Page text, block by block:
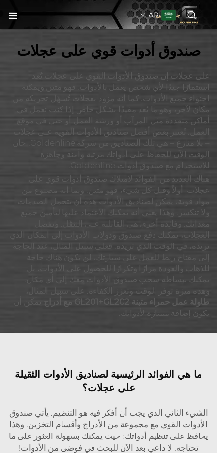
جولدنبلاينAR
صندوق أدوات قوي على عجلات
على عجلات إن صندوق الأدوات القوي على عجلات يُعد
استثمارًا جيدًا لأي شخص يعمل بالأدوات. فهو متين ويمكنه
احتواء جميع الأدوات. كما أنه مزود بعجلات تُسهّل تحريكه من
مكان لآخر، وهو ما يُعد مفيدًا بشكل خاص إذا كنت تعمل في
أماكن متعددة مثل المرآب أو ورشة العمل أو حتى في موقع
العمل. تُعتبر بعض أفضل صناديق الأدوات القوية على عجلات
– بلا منازع – هي تلك الصناديق من شركة Goldenline. حان
الوقت الآن للحفاظ على أدواتك مرتبة وآمنة وجاهزة
للاستخدام مع صندوق أدوات Goldenline.
هناك العديد من الفوائد لامتلاك صندوق أدوات قوي على
عجلات. أولاً وقبل كل شيء، فهو متين. وبما أنه مصنوع من
مواد قوية، يمكن لصناديق الأدوات هذه أن تتحمل الصدمات
ولا تنكسر. وهذا يعني أنه يمكنك الاعتماد عليها لتأمين جميع
معداتك. وفائدة أخرى هي القابلية على التنقّل. وبفضل
العجلات، يمكنك دفع صندوق ودولاب الأدوات إلى المكان الذي
تريده، في الوقت الذي تريده. فعلى سبيل المثال، عند الحاجة
إلى مفتاح ربط للعمل على سيارتك، لن تكون هناك حاجة
للذهاب والعودة مرارًا وتكرارًا للحصول على الأدوات، بل
يمكنك ببساطة سحب صندوق الأدوات معك إلى أي مكان.
وهذه ميزة توفر الوقت وتعزز الكفاءة. على سبيل المثال،
طاولة عمل حمراء متينة GL201+GL202 مع أدراج
يمكن أن
يكون إضافة ممتازة لأدواتك.
ما هي الفوائد الرئيسية لصناديق الأدوات الثقيلة
على عجلات؟
الشيء الثاني الذي يجب أن أفكر فيه هو التنظيم. يأتي صندوق
الأدوات القوي مع مجموعة من الأدراج وأقسام التخزين. وهذا
يحافظ على تنظيم أدواتك؛ حيث يمكنك بسهولة العثور على ما
تحتاجه. لا داعي بعد الآن للبحث في فوضى من الأدوات!